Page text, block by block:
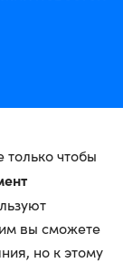
чтобы
вы сможете
но к этому